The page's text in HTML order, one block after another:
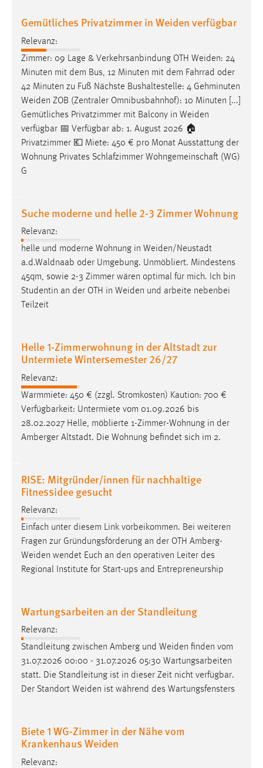
Gemütliches Privatzimmer in Weiden verfügbar
Relevanz:
Zimmer: 09 Lage & Verkehrsanbindung OTH Weiden: 24
Minuten mit dem Bus, 12 Minuten mit dem Fahrrad oder
42 Minuten zu Fuß Nächste Bushaltestelle: 4 Gehminuten
Weiden ZOB (Zentraler Omnibusbahnhof): 10 Minuten [...]
Gemütliches Privatzimmer mit Balcony in Weiden
verfügbar 📅 Verfügbar ab: 1. August 2026 🏠
Privatzimmer 💶 Miete: 450 € pro Monat Ausstattung der
Wohnung Privates Schlafzimmer Wohngemeinschaft (WG)
G
Suche moderne und helle 2-3 Zimmer Wohnung
Relevanz:
helle und moderne Wohnung in Weiden/Neustadt
a.d.Waldnaab oder Umgebung. Unmöbliert. Mindestens
45qm, sowie 2-3 Zimmer wären optimal für mich. Ich bin
Studentin an der OTH in Weiden und arbeite nebenbei
Teilzeit
Helle 1-Zimmerwohnung in der Altstadt zur
Untermiete Wintersemester 26/27
Relevanz:
Warmmiete: 450 € (zzgl. Stromkosten) Kaution: 700 €
Verfügbarkeit: Untermiete vom 01.09.2026 bis
28.02.2027 Helle, möblierte 1-Zimmer-Wohnung in der
Amberger Altstadt. Die Wohnung befindet sich im 2.
RISE: Mitgründer/innen für nachhaltige
Fitnessidee gesucht
Relevanz:
Einfach unter diesem Link vorbeikommen. Bei weiteren
Fragen zur Gründungsförderung an der OTH Amberg-
Weiden wendet Euch an den operativen Leiter des
Regional Institute for Start-ups and Entrepreneurship
Wartungsarbeiten an der Standleitung
Relevanz:
Standleitung zwischen Amberg und Weiden finden vom
31.07.2026 00:00 - 31.07.2026 05:30 Wartungsarbeiten
statt. Die Standleitung ist in dieser Zeit nicht verfügbar.
Der Standort Weiden ist während des Wartungsfensters
Biete 1 WG-Zimmer in der Nähe vom
Krankenhaus Weiden
Relevanz: